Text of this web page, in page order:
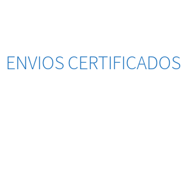
ENVIOS CERTIFICADOS